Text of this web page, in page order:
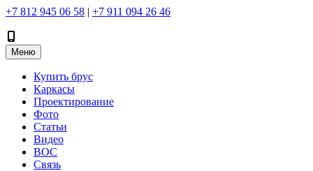
+7 812 945 06 58 | +7 911 094 26 46
Меню
Купить брус
Каркасы
Проектирование
Фото
Статьи
Видео
ВОС
Связь